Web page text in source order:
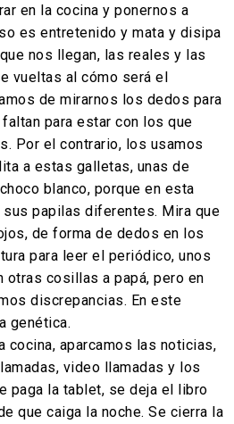
en la cocina y ponernos a
es entretenido y mata y disipa
nos llegan, las reales y las
vueltas al cómo será el
de mirarnos los dedos para
para estar con los que
Por el contrario, los usamos
a estas galletas, unas de
blanco, porque en esta
sus papilas diferentes. Mira que
de forma de dedos en los
para leer el periódico, unos
otras cosillas a papá, pero en
discrepancias. En este
genética.
cocina, aparcamos las noticias,
video llamadas y los
paga la tablet, se deja el libro
que caiga la noche. Se cierra la